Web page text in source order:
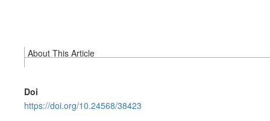
About This Article
Doi
https://doi.org/10.24568/38423